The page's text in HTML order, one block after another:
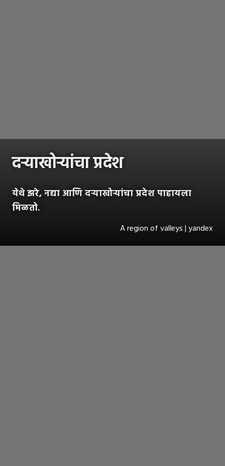
दऱ्याखोऱ्यांचा प्रदेश
येथे झरे, नद्या आणि दऱ्याखोऱ्यांचा प्रदेश पाहायला
मिळतो.
A region of valleys | yandex